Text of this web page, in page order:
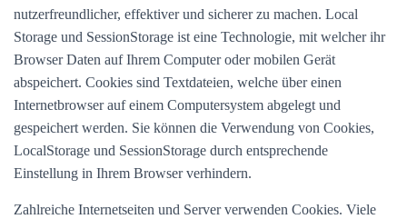
nutzerfreundlicher, effektiver und sicherer zu machen. Local
Storage und SessionStorage ist eine Technologie, mit welcher ihr
Browser Daten auf Ihrem Computer oder mobilen Gerät
abspeichert. Cookies sind Textdateien, welche über einen
Internetbrowser auf einem Computersystem abgelegt und
gespeichert werden. Sie können die Verwendung von Cookies,
LocalStorage und SessionStorage durch entsprechende
Einstellung in Ihrem Browser verhindern.
Zahlreiche Internetseiten und Server verwenden Cookies. Viele